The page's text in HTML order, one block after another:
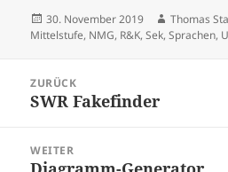
Veröffentlicht
am
30. November 2019 Autor
Thomas
Mittelstufe, NMG, R&K,Sek,Sprachen,
ZURÜCK
Vorheriger
SWR Fakefinder
WEITER